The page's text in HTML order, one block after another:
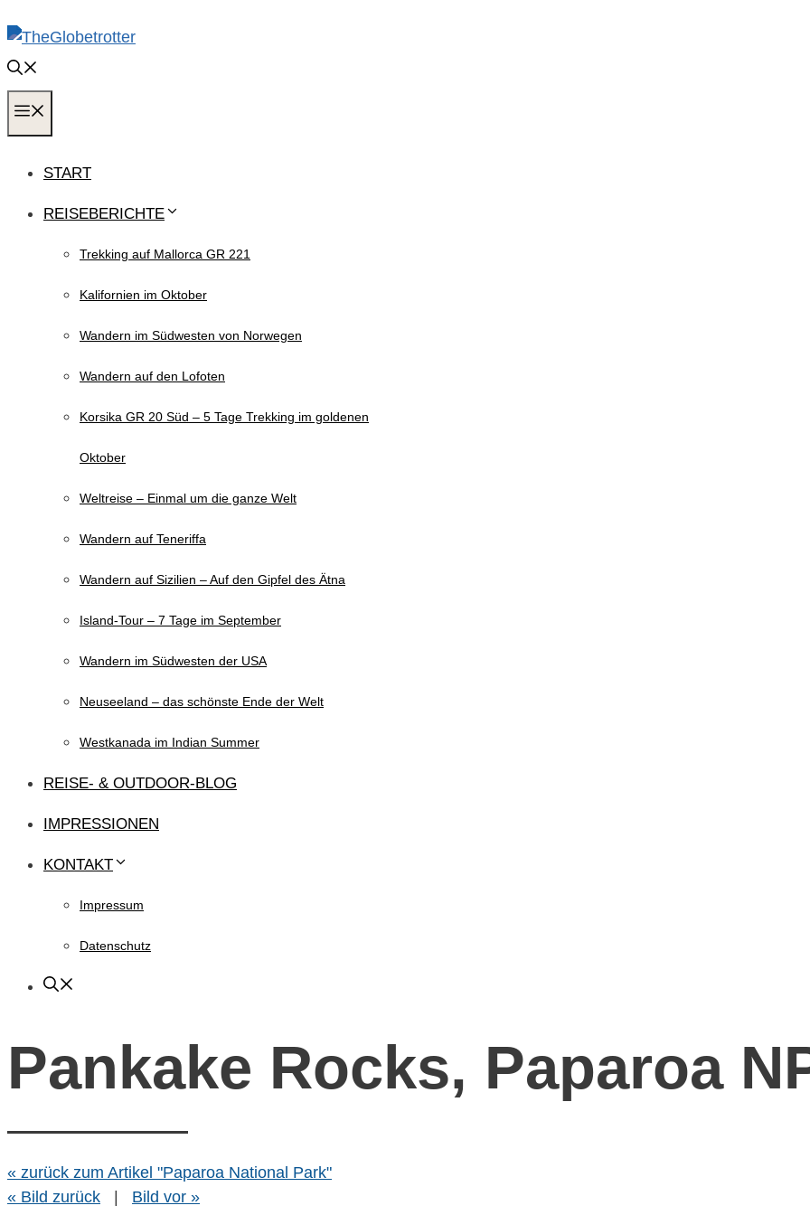
Inhalt
springen
START
REISEBERICHTE
Trekking auf Mallorca GR 221
Kalifornien im Oktober
Wandern im Südwesten von Norwegen
Wandern auf den Lofoten
Korsika GR 20 Süd – 5 Tage Trekking im goldenen
Oktober
Weltreise – Einmal um die ganze Welt
Wandern auf Teneriffa
Wandern auf Sizilien – Auf den Gipfel des Ätna
Island-Tour – 7 Tage im September
Wandern im Südwesten der USA
Neuseeland – das schönste Ende der Welt
Westkanada im Indian Summer
REISE- & OUTDOOR-BLOG
IMPRESSIONEN
KONTAKT
Impressum
Datenschutz
Pankake Rocks, Paparoa
« zurück zum Artikel "Paparoa National Park"
« Bild zurück
| Bild vor »